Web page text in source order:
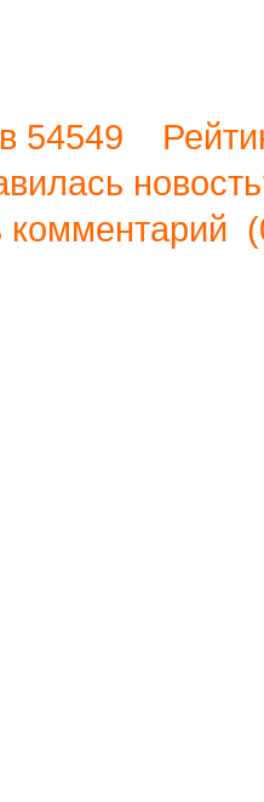
54549
комментарий